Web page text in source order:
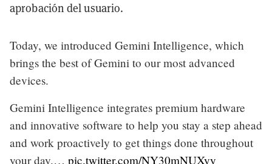
aprobación del usuario.
Today, we introduced Gemini Intelligence, which
brings the best of Gemini to our most advanced
devices.
Gemini Intelligence integrates premium hardware
and innovative software to help you stay a step ahead
and work proactively to get things done throughout
your day.… pic.twitter.com/NY30mNUXyy